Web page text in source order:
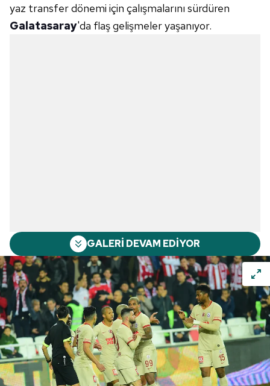
yaz transfer dönemi için çalışmalarını sürdüren
Galatasaray'da flaş gelişmeler yaşanıyor.
GALERİ DEVAM EDİYOR